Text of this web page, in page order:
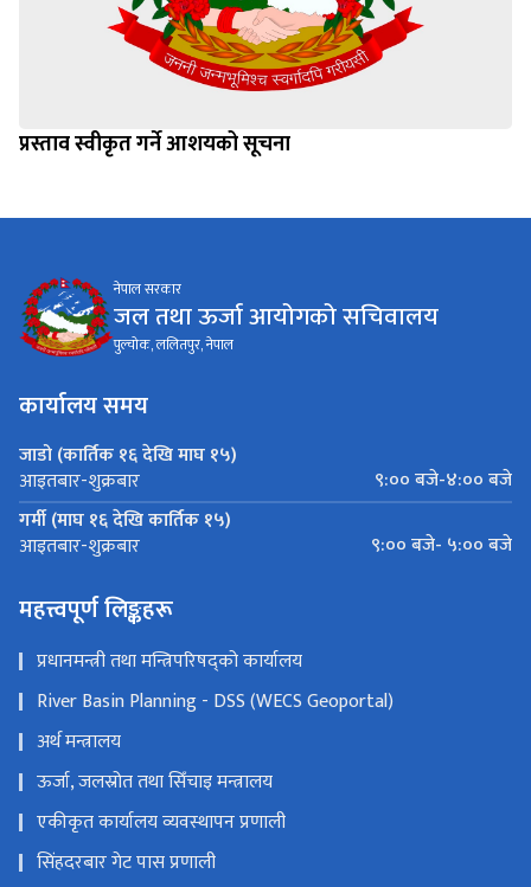
प्रस्ताव स्वीकृत गर्ने आशयको सूचना
नेपाल सरकार
जल तथा ऊर्जा आयोगको सचिवालय
पुल्चोक, ललितपुर, नेपाल
कार्यालय समय
जाडो (कार्तिक १६ देखि माघ १५)
आइतबार-शुक्रबार
९:०० बजे-४:०० बजे
गर्मी (माघ १६ देखि कार्तिक १५)
आइतबार-शुक्रबार ९:०० बजे- ५:०० बजे
महत्त्वपूर्ण लिङ्कहरू
प्रधानमन्त्री तथा मन्त्रिपरिषद्को कार्यालय
River Basin Planning - DSS (WECS Geoportal)
अर्थ मन्त्रालय
ऊर्जा, जलस्रोत तथा सिँचाइ मन्त्रालय
एकीकृत कार्यालय व्यवस्थापन प्रणाली
सिंहदरबार गेट पास प्रणाली